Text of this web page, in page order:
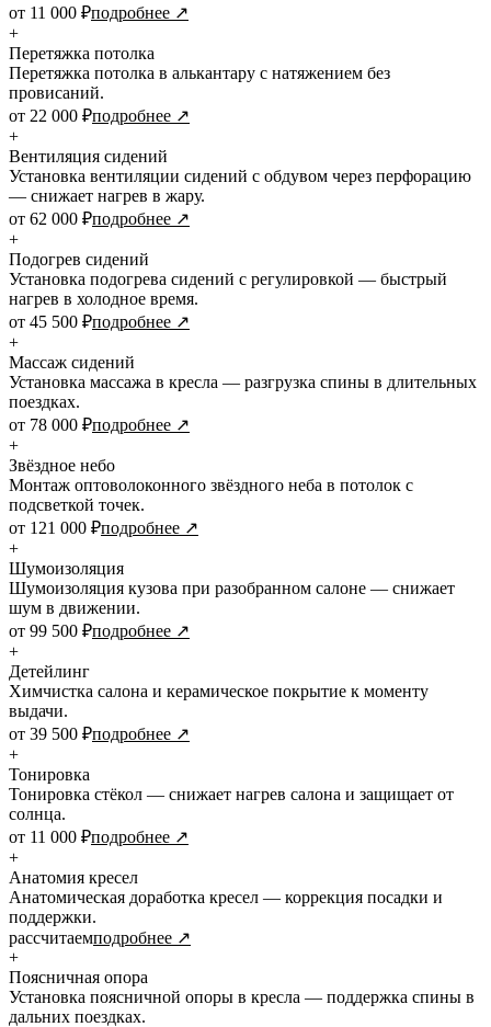
от 11 000 ₽подробнее ↗
+
Перетяжка потолка
Перетяжка потолка в алькантару с натяжением без
провисаний.
от 22 000 ₽подробнее ↗
+
Вентиляция сидений
Установка вентиляции сидений с обдувом через перфорацию
— снижает нагрев в жару.
от 62 000 ₽подробнее ↗
+
Подогрев сидений
Установка подогрева сидений с регулировкой — быстрый
нагрев в холодное время.
от 45 500 ₽подробнее ↗
+
Массаж сидений
Установка массажа в кресла — разгрузка спины в длительных
поездках.
от 78 000 ₽подробнее ↗
+
Звёздное небо
Монтаж оптоволоконного звёздного неба в потолок с
подсветкой точек.
от 121 000 ₽подробнее ↗
+
Шумоизоляция
Шумоизоляция кузова при разобранном салоне — снижает
шум в движении.
от 99 500 ₽подробнее ↗
+
Детейлинг
Химчистка салона и керамическое покрытие к моменту
выдачи.
от 39 500 ₽подробнее ↗
+
Тонировка
Тонировка стёкол — снижает нагрев салона и защищает от
солнца.
от 11 000 ₽подробнее ↗
+
Анатомия кресел
Анатомическая доработка кресел — коррекция посадки и
поддержки.
рассчитаемподробнее ↗
+
Поясничная опора
Установка поясничной опоры в кресла — поддержка спины в
дальних поездках.